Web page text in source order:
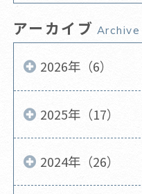
アーカイブ Archive
2026年（6）
2025年（17）
2024年（26）